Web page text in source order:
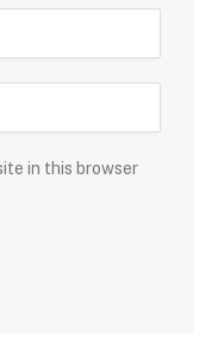
in this browser